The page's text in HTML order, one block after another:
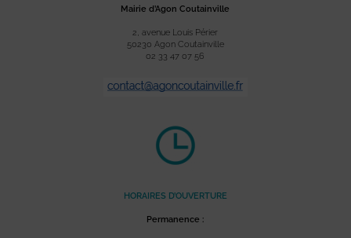
Mairie d’Agon Coutainville
2, avenue Louis Périer
50230 Agon Coutainville
02 33 47 07 56
HORAIRES D’OUVERTURE
Permanence :